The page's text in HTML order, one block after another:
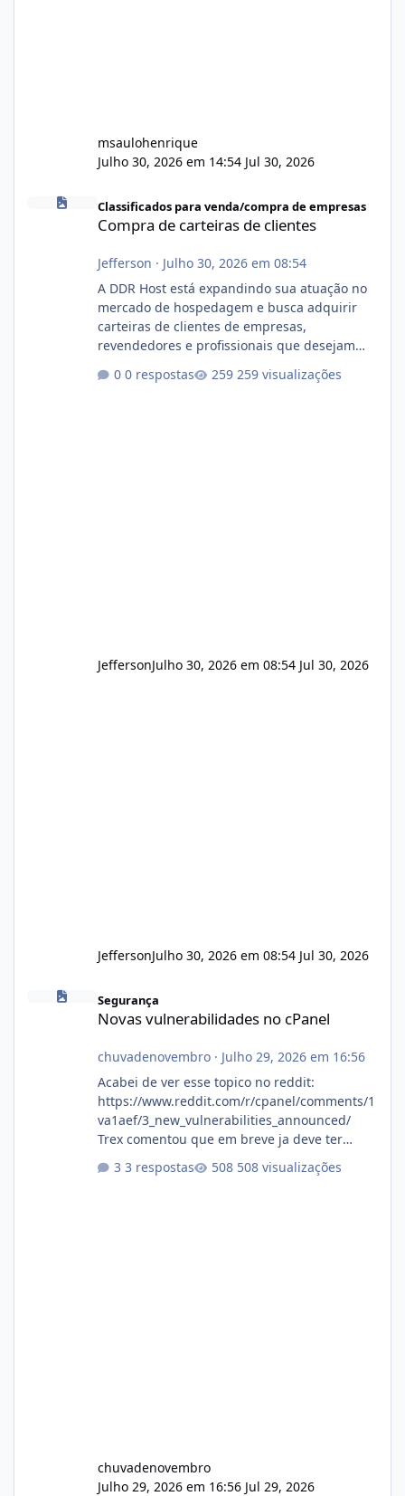
msaulohenrique
Julho 30, 2026 em 14:54 Jul 30, 2026
Compra de carteiras de clientes
Classificados para venda/compra de empresas
Compra de carteiras de clientes
Jefferson · Julho 30, 2026 em 08:54
A DDR Host está expandindo sua atuação no
mercado de hospedagem e busca adquirir
carteiras de clientes de empresas,
revendedores e profissionais que desejam
operação. Se você possui clientes ativos de
0 respostas 259 visualizações
JeffersonJulho 30, 2026 em 08:54 Jul 30, 2026
JeffersonJulho 30, 2026 em 08:54 Jul 30, 2026
Segurança
Novas vulnerabilidades no cPanel
chuvadenovembro· Julho 29, 2026 em 16:56
Acabei de ver esse topico no reddit:
https://www.reddit.com/r/cpanel/comments/1
va1aef/3_new_vulnerabilities_announced/
Trex comentou que em breve ja deve ter
3 respostas 508 visualizações
chuvadenovembro
Julho 29, 2026 em 16:56 Jul 29, 2026